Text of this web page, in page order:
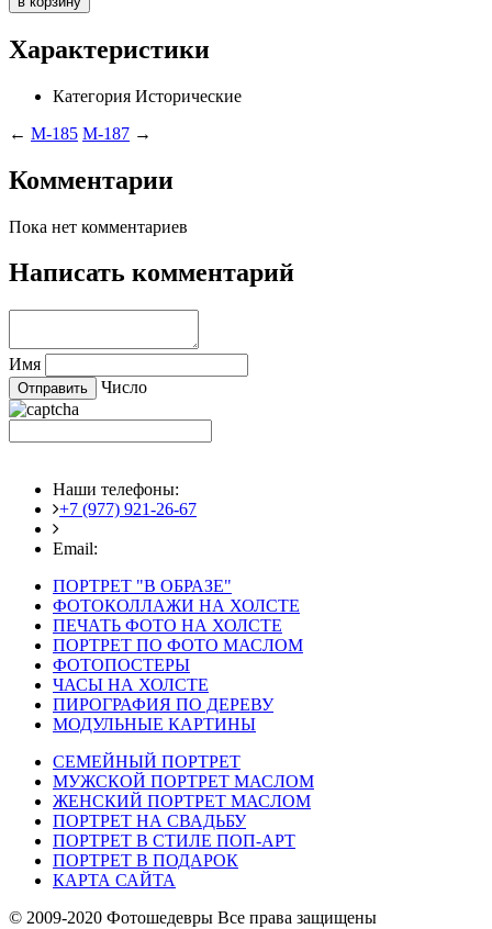
Характеристики
Категория Исторические
← M-185 M-187 →
Комментарии
Пока нет комментариев
Написать комментарий
Имя
Число
Наши телефоны:
+7 (977) 921-26-67
Email:
ПОРТРЕТ "В ОБРАЗЕ"
ФОТОКОЛЛАЖИ НА ХОЛСТЕ
ПЕЧАТЬ ФОТО НА ХОЛСТЕ
ПОРТРЕТ ПО ФОТО МАСЛОМ
ФОТОПОСТЕРЫ
ЧАСЫ НА ХОЛСТЕ
ПИРОГРАФИЯ ПО ДЕРЕВУ
МОДУЛЬНЫЕ КАРТИНЫ
СЕМЕЙНЫЙ ПОРТРЕТ
МУЖСКОЙ ПОРТРЕТ МАСЛОМ
ЖЕНСКИЙ ПОРТРЕТ МАСЛОМ
ПОРТРЕТ НА СВАДЬБУ
ПОРТРЕТ В СТИЛЕ ПОП-АРТ
ПОРТРЕТ В ПОДАРОК
КАРТА САЙТА
© 2009-2020 Фотошедевры Все права защищены